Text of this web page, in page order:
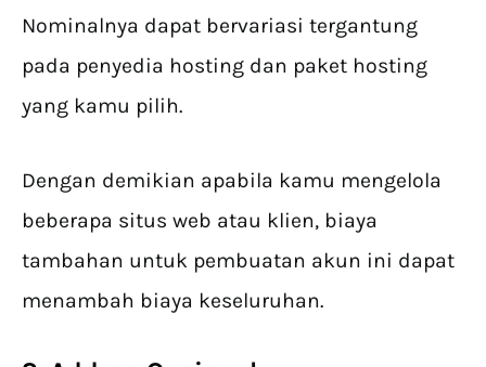
Nominalnya dapat bervariasi tergantung
pada penyedia hosting dan paket hosting
yang kamu pilih.
Dengan demikian apabila kamu mengelola
beberapa situs web atau klien, biaya
tambahan untuk pembuatan akun ini dapat
menambah biaya keseluruhan.